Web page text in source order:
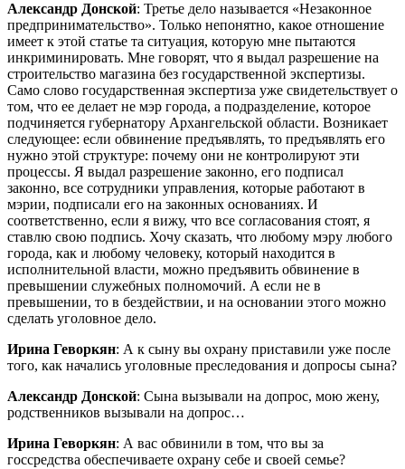
Александр Донской: Третье дело называется «Незаконное
предпринимательство». Только непонятно, какое отношение
имеет к этой статье та ситуация, которую мне пытаются
инкриминировать. Мне говорят, что я выдал разрешение на
строительство магазина без государственной экспертизы.
Само слово государственная экспертиза уже свидетельствует о
том, что ее делает не мэр города, а подразделение, которое
подчиняется губернатору Архангельской области. Возникает
следующее: если обвинение предъявлять, то предъявлять его
нужно этой структуре: почему они не контролируют эти
процессы. Я выдал разрешение законно, его подписал
законно, все сотрудники управления, которые работают в
мэрии, подписали его на законных основаниях. И
соответственно, если я вижу, что все согласования стоят, я
ставлю свою подпись. Хочу сказать, что любому мэру любого
города, как и любому человеку, который находится в
исполнительной власти, можно предъявить обвинение в
превышении служебных полномочий. А если не в
превышении, то в бездействии, и на основании этого можно
сделать уголовное дело.
Ирина Геворкян: А к сыну вы охрану приставили уже после
того, как начались уголовные преследования и допросы сына?
Александр Донской: Сына вызывали на допрос, мою жену,
родственников вызывали на допрос…
Ирина Геворкян: А вас обвинили в том, что вы за
госсредства обеспечиваете охрану себе и своей семье?